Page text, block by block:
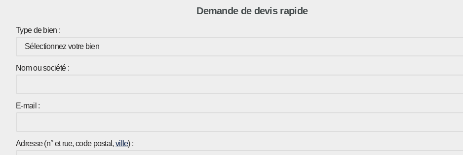
Demande de devis rapide
Type de bien :
Nom ou société :
E-mail :
Adresse (n° et rue, code postal, ville) :